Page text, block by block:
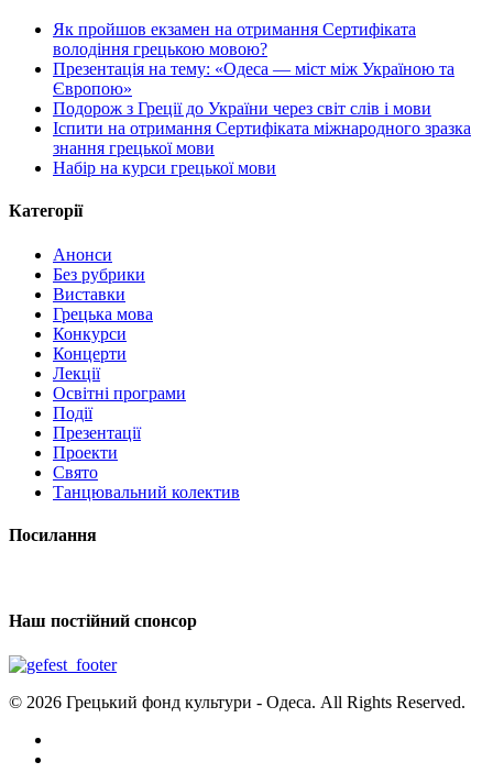
Як пройшов екзамен на отримання Сертифіката
володіння грецькою мовою?
Презентація на тему: «Одеса — міст між Україною та
Європою»
Подорож з Греції до України через світ слів і мови
Іспити на отримання Сертифіката міжнародного зразка
знання грецької мови
Набір на курси грецької мови
Категорії
Анонси
Без рубрики
Виставки
Грецька мова
Конкурси
Концерти
Лекції
Освітні програми
Події
Презентації
Проекти
Свято
Танцювальний колектив
Посилання
Наш постійний спонсор
© 2026 Грецький фонд культури - Одеса. All Rights Reserved.